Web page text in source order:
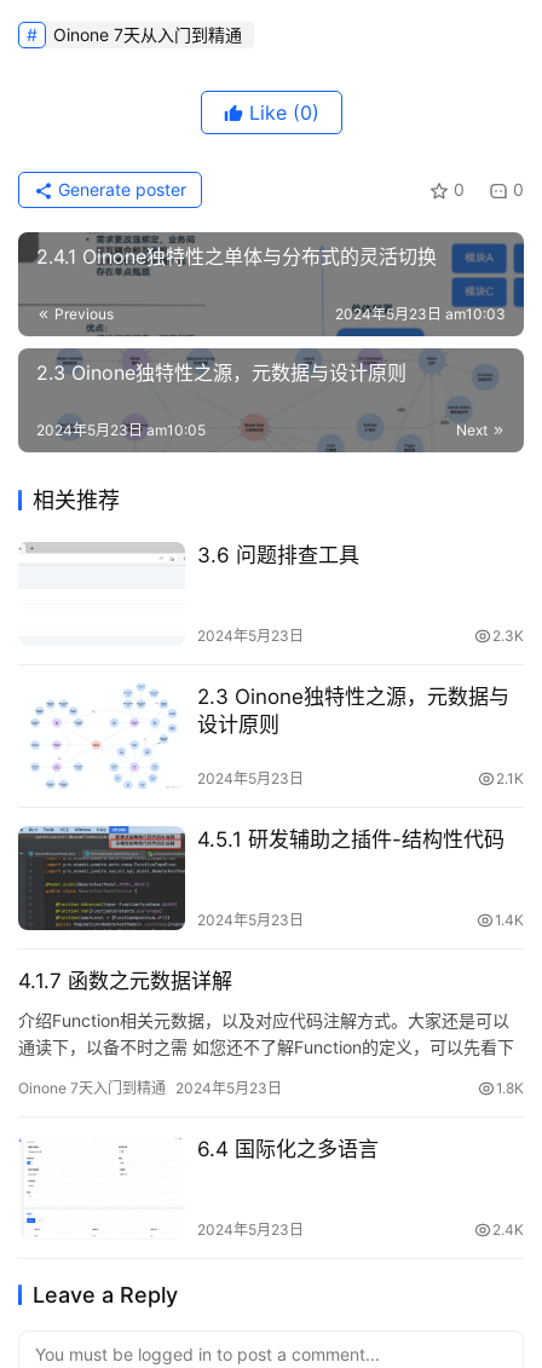
Oinone 7天从入门到精通
Like (0)
0 0
Generate poster
2.4.1 Oinone独特性之单体与分布式的灵活切换
Previous 2024年5月23日 am10:03
2.3 Oinone独特性之源，元数据与设计原则
Next
2024年5月23日 am10:05
相关推荐
3.6 问题排查工具
2024年5月23日 2.3K
2.3 Oinone独特性之源，元数据与
设计原则
2024年5月23日 2.1K
4.5.1 研发辅助之插件-结构性代码
2024年5月23日 1.4K
4.1.7 函数之元数据详解
介绍Function相关元数据，以及对应代码注解方式。大家还是可以
通读下，以备不时之需 如您还不了解Function的定义，可以先看下
节主要带大家了解Function元数据构成，能让小伙伴非常清楚
FunctionDefinition 元素数据构成 含义 对应注解 备注 namespace
函数命名空间 @Fun("") @Model.model("") @Fun或
summary=””, openLevel=FunctionOpenEnum.REMOTE ) scene
开放级别 见：FunctionOpenEnum fun 编码 @Function.fun("")
displayName 显示名称 @Function.Advanced( displayName=””,
Oinone 7天入门到精通 2024年5月23日 1.8K
6.4 国际化之多语言
2024年5月23日 2.4K
Leave a Reply
You must be logged in to post a comment...